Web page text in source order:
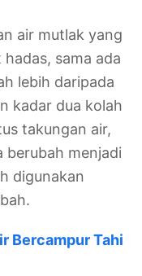
air mutlak yang
sama ada
lebih daripada
kadar dua kolah
takungan air,
berubah menjadi
digunakan
Bercampur Tahi